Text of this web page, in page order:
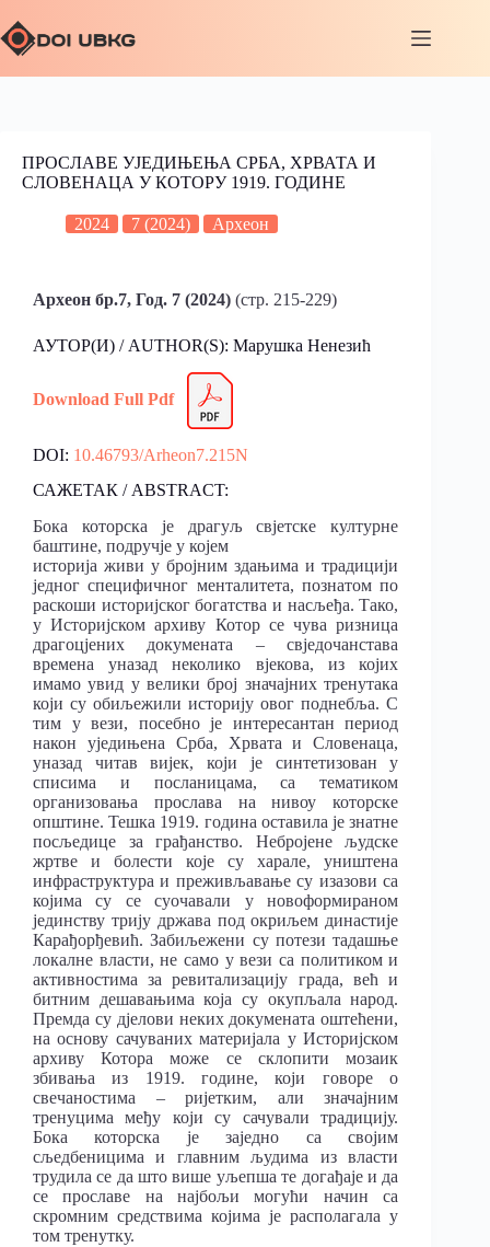
ПРОСЛАВЕ УЈЕДИЊЕЊА СРБА, ХРВАТА И
СЛОВЕНАЦА У КОТОРУ 1919. ГОДИНЕ
2024 7 (2024) Археон
Aрхеон бр.7, Год. 7 (2024) (стр. 215-229)
АУТОР(И) / AUTHOR(S): Марушка Ненезић
Download Full Pdf
DOI: 10.46793/Arheon7.215N
САЖЕТАК / ABSTRACT:
Бока которска је драгуљ свјетске културне
баштине, подручје у којем
историја живи у бројним здањима и традицији
једног специфичног менталитета, познатом по
раскоши историјског богатства и насљеђа. Тако,
у Историјском архиву Котор се чува ризница
драгоцјених докумената – свједочанстава
времена уназад неколико вјекова, из којих
имамо увид у велики број значајних тренутака
који су обиљежили историју овог поднебља. С
тим у вези, посебно је интересантан период
након уједињена Срба, Хрвата и Словенаца,
уназад читав вијек, који је синтетизован у
списима и посланицама, са тематиком
организовања прослава на нивоу которске
општине. Тешка 1919. година оставила је знатне
посљедице за грађанство. Небројене људске
жртве и болести које су харале, уништена
инфраструктура и преживљавање су изазови са
којима су се суочавали у новоформираном
јединству трију држава под окриљем династије
Карађорђевић. Забиљежени су потези тадашње
локалне власти, не само у вези са политиком и
активностима за ревитализацију града, већ и
битним дешавањима која су окупљала народ.
Премда су дјелови неких докумената оштећени,
на основу сачуваних материјала у Историјском
архиву Котора може се склопити мозаик
збивања из 1919. године, који говоре о
свечаностима – ријетким, али значајним
тренуцима међу који су сачували традицију.
Бока которска је заједно са својим
сљедбеницима и главним људима из власти
трудила се да што више уљепша те догађаје и да
се прославе на најбољи могући начин са
скромним средствима којима је располагала у
том тренутку.